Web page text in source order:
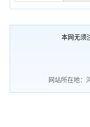
本网无须
网站所在地：